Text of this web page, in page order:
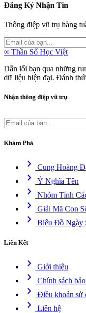
Đăng Ký Nhận Tin
Thông điệp vũ trụ hàng
∞ Thần Số Học Việt
Dẫn lối bạn qua những
dữ liệu hiện đại. Đánh
Nhận thông điệp vũ trụ
Khám Phá
chevron_right Cung Hoàng
chevron_right Ý Nghĩa Tên
chevron_right Nhóm Tính
chevron_right Giải Mã Con
chevron_right Biểu Đồ Ngày
Liên Kết
chevron_right Giới thiệu
chevron_right Chính sách
chevron_right Điều khoản sử
chevron_right Liên hệ